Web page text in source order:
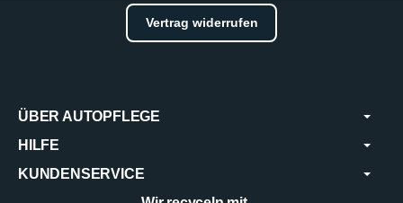
Vertrag widerrufen
ÜBER AUTOPFLEGE
HILFE
KUNDENSERVICE